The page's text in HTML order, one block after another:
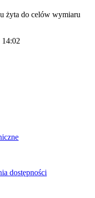
żyta do celów wymiaru
dostępności